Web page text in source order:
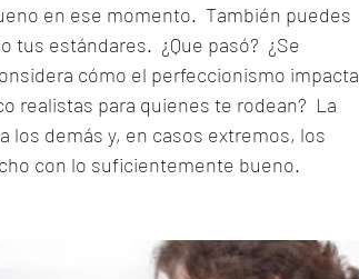
en ese momento.  También puedes
estándares.  ¿Que pasó?  ¿Se
cómo el perfeccionismo impacta
realistas para quienes te rodean?  La
los demás y, en casos extremos, los
con lo suficientemente bueno.